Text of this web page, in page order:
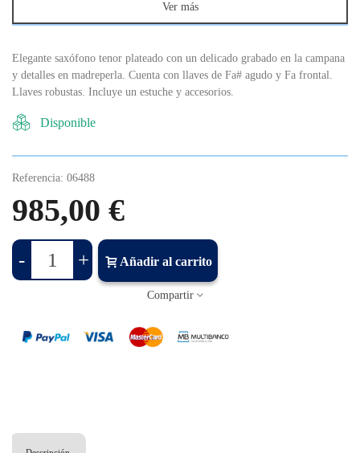
Ver más
Elegante saxófono tenor plateado con un delicado grabado en la campana
y detalles en madreperla. Cuenta con llaves de Fa# agudo y Fa frontal.
Llaves robustas. Incluye un estuche y accesorios.
Disponible
Referencia: 06488
985,00 €
- + Añadir al carrito
Compartir